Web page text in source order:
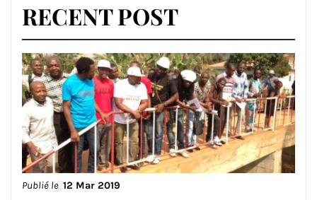
RECENT POST
Publié le 12 Mar 2019